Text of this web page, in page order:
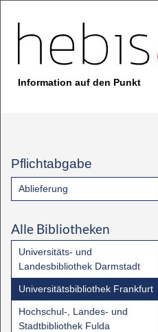
Information auf den Punkt
Pflichtabgabe
Ablieferung
Alle Bibliotheken
Universitäts- und
Landesbibliothek Darmstadt
Universitätsbibliothek Frankfurt
Hochschul-, Landes- und
Stadtbibliothek Fulda